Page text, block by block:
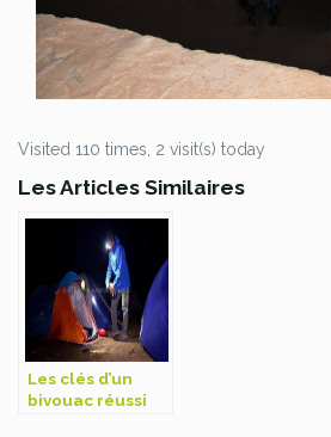
Visited 110 times, 2 visit(s) today
Les Articles Similaires
Les clés d’un
bivouac réussi